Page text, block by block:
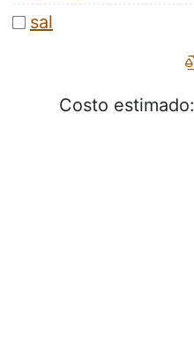
sal
Costo estimado: